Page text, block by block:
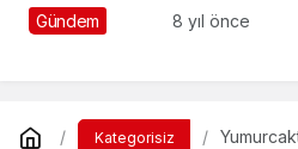
damgasını vurdu
Gündem 8 yıl önce
Kategorisiz